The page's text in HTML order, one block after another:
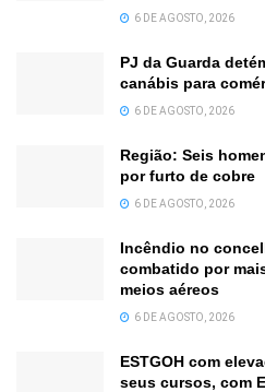
6 DE AGOSTO, 2026
PJ da Guarda
canábis para
6 DE AGOSTO, 2026
Região: Seis
por furto de cobre
6 DE AGOSTO, 2026
Incêndio no
combatido por
meios aéreos
6 DE AGOSTO, 2026
ESTGOH com
seus cursos, com